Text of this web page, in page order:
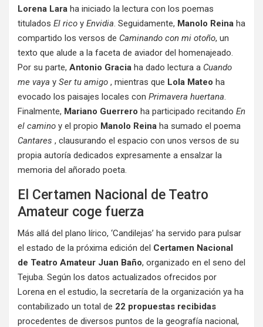
Lorena Lara ha iniciado la lectura con los poemas
titulados El rico y Envidia. Seguidamente, Manolo Reina ha
compartido los versos de Caminando con mi otoño, un
texto que alude a la faceta de aviador del homenajeado.
Por su parte, Antonio Gracia ha dado lectura a Cuando
me vaya y Ser tu amigo , mientras que Lola Mateo ha
evocado los paisajes locales con Primavera huertana.
Finalmente, Mariano Guerrero ha participado recitando En
el camino y el propio Manolo Reina ha sumado el poema
Cantares , clausurando el espacio con unos versos de su
propia autoría dedicados expresamente a ensalzar la
memoria del añorado poeta.
El Certamen Nacional de Teatro
Amateur coge fuerza
Más allá del plano lírico, ‘Candilejas’ ha servido para pulsar
el estado de la próxima edición del Certamen Nacional
de Teatro Amateur Juan Baño, organizado en el seno del
Tejuba. Según los datos actualizados ofrecidos por
Lorena en el estudio, la secretaría de la organización ya ha
contabilizado un total de 22 propuestas recibidas
procedentes de diversos puntos de la geografía nacional,